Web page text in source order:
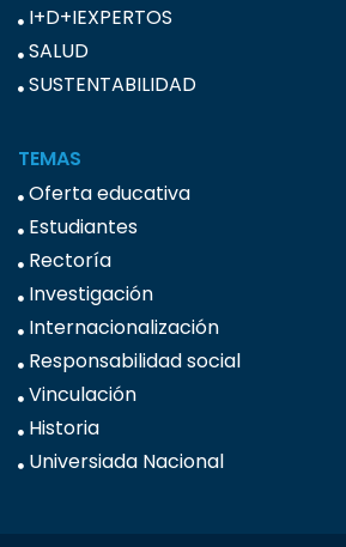
I+D+IEXPERTOS
SALUD
SUSTENTABILIDAD
TEMAS
Oferta educativa
Estudiantes
Rectoría
Investigación
Internacionalización
Responsabilidad social
Vinculación
Historia
Universiada Nacional